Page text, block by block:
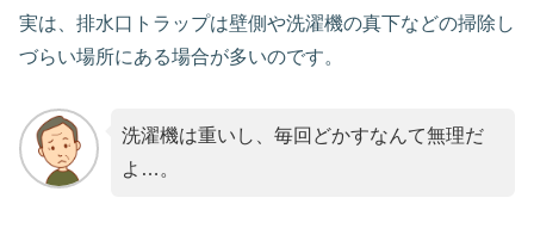
実は、排水口トラップは壁側や洗濯機の真下などの掃除し
づらい場所にある場合が多いのです。
洗濯機は重いし、毎回どかすなんて無理だ
よ…。